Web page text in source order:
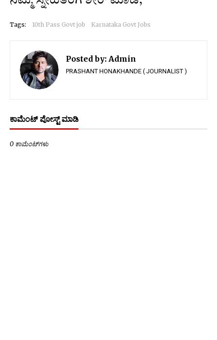
Tags: 10th Pass Govt job Karnataka Govt Jobs
Posted by: Admin
PRASHANT HONAKHANDE ( JOURNALIST )
ಕಾಮೆಂಟ್‌‌ ಪೋಸ್ಟ್‌ ಮಾಡಿ
0 ಕಾಮೆಂಟ್‌ಗಳು